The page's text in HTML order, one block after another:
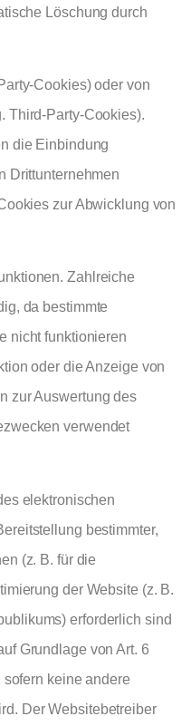
Löschung durch
Cookies) oder von
Third-Party-Cookies).
die Einbindung
Drittunternehmen
zur Abwicklung von
Zahlreiche
da bestimmte
nicht funktionieren
oder die Anzeige von
zur Auswertung des
verwendet
elektronischen
bestimmter,
(z. B. für die
der Website (z. B.
erforderlich sind
Grundlage von Art. 6
keine andere
Der Websitebetreiber